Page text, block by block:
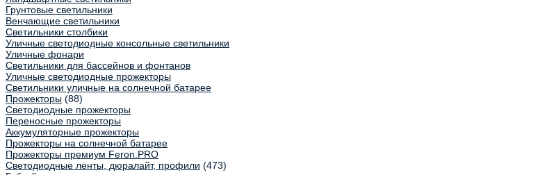
Грунтовые светильники
Венчающие светильники
Светильники столбики
Уличные светодиодные консольные светильники
Уличные фонари
Светильники для бассейнов и фонтанов
Уличные светодиодные прожекторы
Светильники уличные на солнечной батарее
Прожекторы (88)
Светодиодные прожекторы
Переносные прожекторы
Аккумуляторные прожекторы
Прожекторы на солнечной батарее
Прожекторы премиум Feron.PRO
Светодиодные ленты, дюралайт, профили (473)